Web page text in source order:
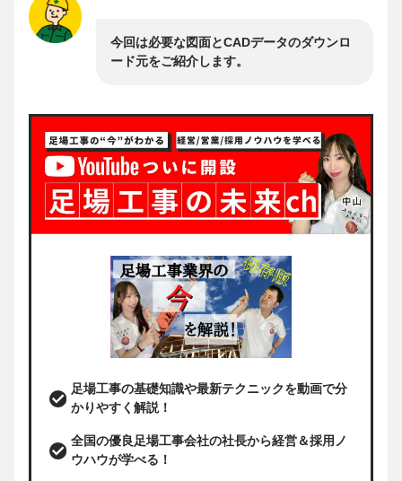
今回は必要な図面とCADデータのダウンロ
ード元をご紹介します。
足場工事の基礎知識や最新テクニックを動画で分
かりやすく解説！
全国の優良足場工事会社の社長から経営＆採用ノ
ウハウが学べる！